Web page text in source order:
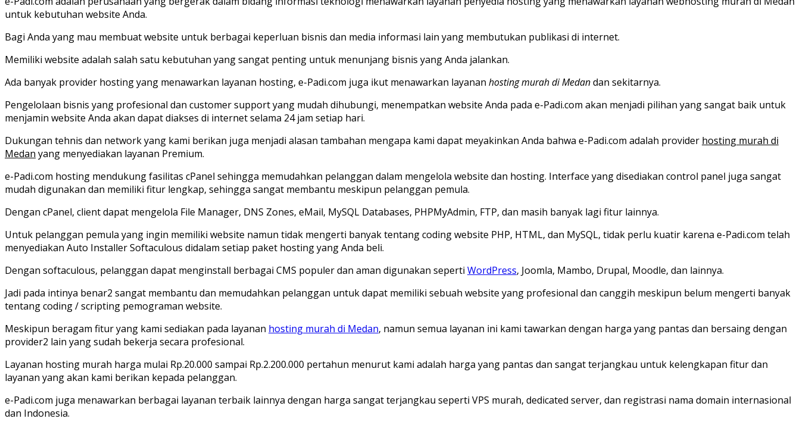
untuk kebutuhan website Anda.
Bagi Anda yang mau membuat website untuk berbagai keperluan bisnis dan media informasi lain yang membutukan publikasi di internet.
Memiliki website adalah salah satu kebutuhan yang sangat penting untuk menunjang bisnis yang Anda jalankan.
Ada banyak provider hosting yang menawarkan layanan hosting, e-Padi.com juga ikut menawarkan layanan hosting murah di Medandan sekitarnya.
Pengelolaan bisnis yang profesional dan customer support yang mudah dihubungi, menempatkan website Anda pada e-Padi.com akan menjadi pilihan yang sangat baik untuk
menjamin website Anda akan dapat diakses di internet selama 24 jam setiap hari.
Dukungan tehnis dan network yang kami berikan juga menjadi alasan tambahan mengapa kami dapat meyakinkan Anda bahwa e-Padi.com adalah provider hosting murah di
Medan yang menyediakan layanan Premium.
e-Padi.com hosting mendukung fasilitas cPanel sehingga memudahkan pelanggan dalam mengelola website dan hosting. Interface yang disediakan control panel juga sangat
mudah digunakan dan memiliki fitur lengkap, sehingga sangat membantu meskipun pelanggan pemula.
Dengan cPanel, client dapat mengelola File Manager, DNS Zones, eMail, MySQL Databases, PHPMyAdmin, FTP, dan masih banyak lagi fitur lainnya.
Untuk pelanggan pemula yang ingin memiliki website namun tidak mengerti banyak tentang coding website PHP, HTML, dan MySQL, tidak perlu kuatir karena e-Padi.com telah
menyediakan Auto Installer Softaculous didalam setiap paket hosting yang Anda beli.
Dengan softaculous, pelanggan dapat menginstall berbagai CMS populer dan aman digunakan seperti WordPress, Joomla, Mambo, Drupal, Moodle, dan lainnya.
Jadi pada intinya benar2 sangat membantu dan memudahkan pelanggan untuk dapat memiliki sebuah website yang profesional dan canggih meskipun belum mengerti banyak
tentang coding / scripting pemograman website.
Meskipun beragam fitur yang kami sediakan pada layanan hosting murah di Medan, namun semua layanan ini kami tawarkan dengan harga yang pantas dan bersaing dengan
provider2 lain yang sudah bekerja secara profesional.
Layanan hosting murah harga mulai Rp.20.000 sampai Rp.2.200.000 pertahun menurut kami adalah harga yang pantas dan sangat terjangkau untuk kelengkapan fitur dan
layanan yang akan kami berikan kepada pelanggan.
e-Padi.com juga menawarkan berbagai layanan terbaik lainnya dengan harga sangat terjangkau seperti VPS murah, dedicated server, dan registrasi nama domain internasional
dan Indonesia.